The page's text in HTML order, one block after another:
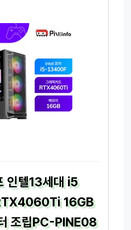
인텔13세대 i5
16GB
조립PC-PINE08